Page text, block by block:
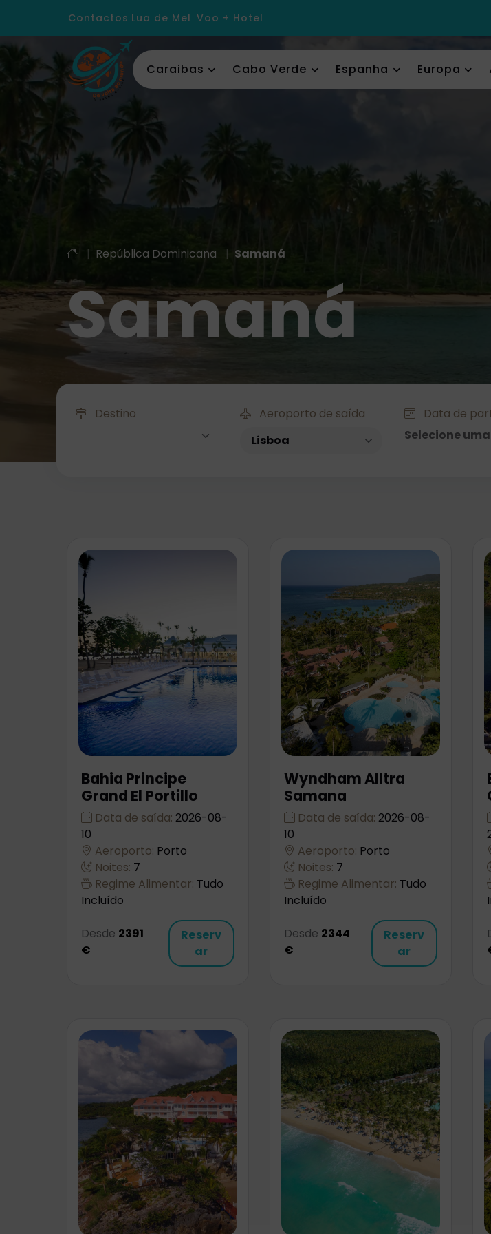
Contactos Lua de Mel Voo + Hotel
Caraibas Cabo Verde Espanha Europa
| República Dominicana | Samaná
Samaná
Destino Aeroporto de saída
Data de
Selecione
Bahia Principe
Grand El Portillo
Data de saída: 2026-08-
10
Aeroporto: Porto
Noites: 7
Regime Alimentar: Tudo
Incluído
Desde 2391
€
Reserv
ar
Wyndham Alltra
Samana
Data de saída: 2026-08-
10
Aeroporto: Porto
Noites: 7
Regime Alimentar: Tudo
Incluído
Desde 2344
€
Reserv
ar